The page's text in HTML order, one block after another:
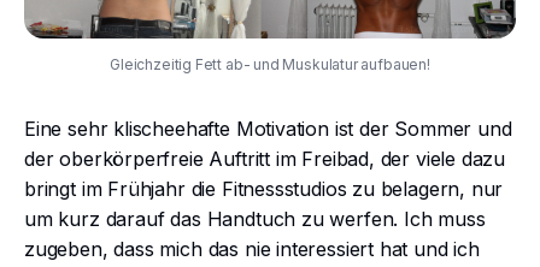
Gleichzeitig Fett ab- und Muskulatur aufbauen!
Eine sehr klischeehafte Motivation ist der Sommer und
der oberkörperfreie Auftritt im Freibad, der viele dazu
bringt im Frühjahr die Fitnessstudios zu belagern, nur
um kurz darauf das Handtuch zu werfen. Ich muss
zugeben, dass mich das nie interessiert hat und ich